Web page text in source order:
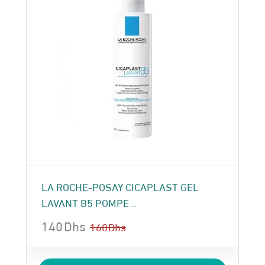
LA ROCHE-POSAY CICAPLAST GEL
LAVANT B5 POMPE ..
160Dhs
140Dhs